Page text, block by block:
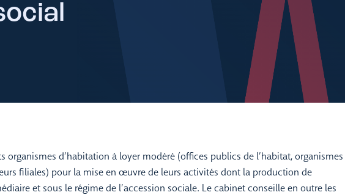
organismes d’habitation à loyer modéré (offices publics de l’habitat, organismes
filiales) pour la mise en œuvre de leurs activités dont la production de
et sous le régime de l’accession sociale. Le cabinet conseille en outre les